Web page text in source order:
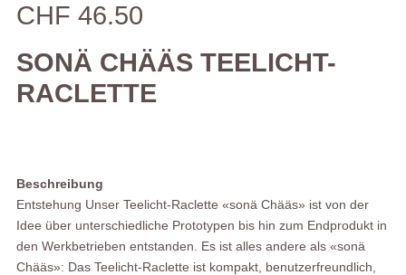
CHF 46.50
SONÄ CHÄÄS TEELICHT-
RACLETTE
Beschreibung
Entstehung Unser Teelicht-Raclette «sonä Chääs» ist von der
Idee über unterschiedliche Prototypen bis hin zum Endprodukt in
den Werkbetrieben entstanden. Es ist alles andere als «sonä
Chääs»: Das Teelicht-Raclette ist kompakt, benutzerfreundlich,